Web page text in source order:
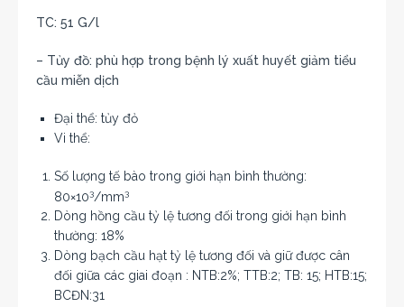
TC: 51 G/l
– Tủy đồ: phù hợp trong bệnh lý xuất huyết giảm tiểu
cầu miễn dịch
Đại thể: tủy đỏ
Vi thể:
Số lượng tế bào trong giới hạn bình thường:
80×103/mm3
Dòng hồng cầu tỷ lệ tương đối trong giới hạn bình
thường: 18%
Dòng bạch cầu hạt tỷ lệ tương đối và giữ được cân
đối giữa các giai đoạn : NTB:2%; TTB:2; TB: 15; HTB:15;
BCĐN:31